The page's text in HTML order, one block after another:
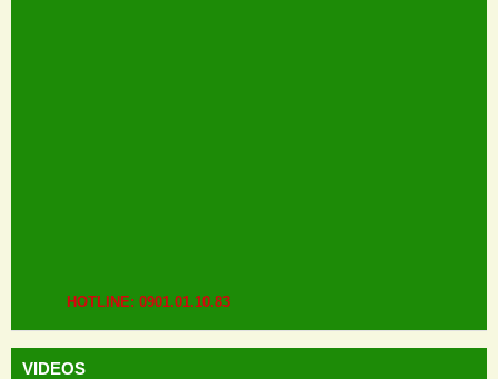
HOTLINE: 0901.01.10.83
VIDEOS